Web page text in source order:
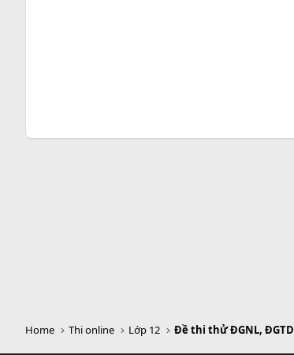
Home Thi online Lớp 12 Đề thi thử ĐGNL, ĐGTD